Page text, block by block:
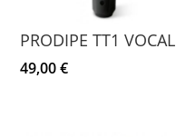
PRODIPE TT1 VOCAL
49,00€